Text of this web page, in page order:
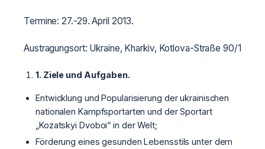
Termine: 27.-29. April 2013.
Austragungsort: Ukraine, Kharkiv, Kotlova-Straße 90/1
1. Ziele und Aufgaben.
Entwicklung und Popularisierung der ukrainischen
nationalen Kampfsportarten und der Sportart
„Kozatskyi Dvoboi“ in der Welt;
Förderung eines gesunden Lebensstils unter dem